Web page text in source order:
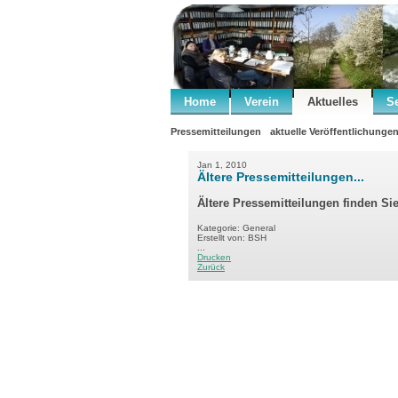
Home Verein Aktuelles
Pressemitteilungen aktuelle Veröffentlichungen
Jan 1, 2010
Ältere Pressemitteilungen...
Ältere Pressemitteilungen finden Sie
Kategorie: General
Erstellt von: BSH
Drucken
Zurück